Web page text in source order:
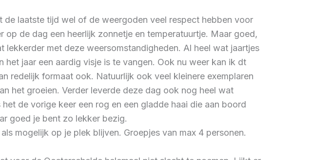
laatste tijd wel of de weergoden veel respect hebben voor
de dag een heerlijk zonnetje en temperatuurtje. Maar goed,
met deze weersomstandigheden. Al heel wat jaartjes
jaar een aardig visje is te vangen. Ook nu weer kan ik dt
redelijk formaat ook. Natuurlijk ook veel kleinere exemplaren
het groeien. Verder leverde deze dag ook nog heel wat
de vorige keer een rog en een gladde haai die aan boord
goed je bent zo lekker bezig.
mogelijk op je plek blijven. Groepjes van max 4 personen.